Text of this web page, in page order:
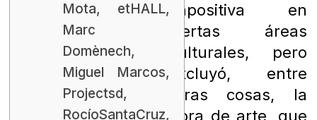
Mota, etHALL,
Marc
Domènech,
Miguel Marcos,
Projectsd,
RocíoSantaCruz,
impositiva en
ciertas áreas
culturales, pero
excluyó, entre
otras cosas, la
obra de arte, que